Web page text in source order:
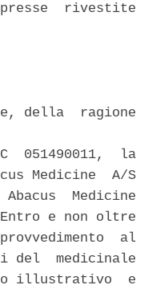
rivestite
della  ragione
051490011,  la
Medicine  A/S
Medicine
Entro e non oltre
al
medicinale
illustrativo  e